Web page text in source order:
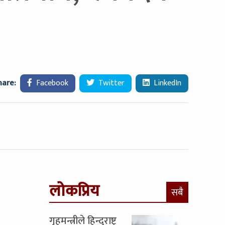
Facebook Twitter LinkedIn
लोकप्रिय सबै
गृहमन्त्रीले हिन्दुराष्ट्र